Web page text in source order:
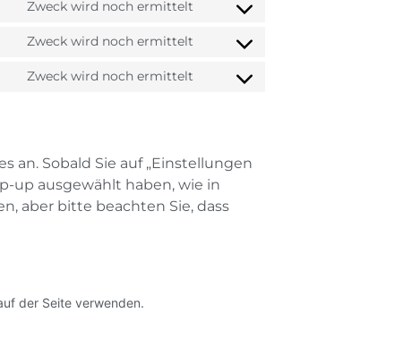
Zweck wird noch ermittelt
Zweck wird noch ermittelt
Zweck wird noch ermittelt
an. Sobald Sie auf „Einstellungen
up ausgewählt haben, wie in
aber bitte beachten Sie, dass
der Seite verwenden.